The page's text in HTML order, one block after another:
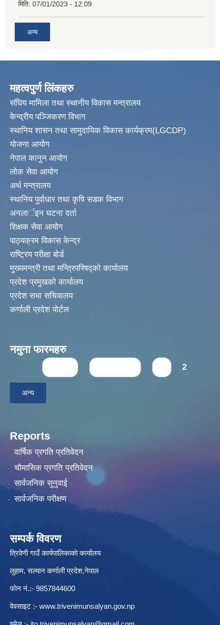
मिति: 07/01/2023 - 12:09
अन्य
महत्वपुर्ण लिंकहरु
संघिय मामिला तथा स्थानीय विकास मन्त्रालय
केन्द्रीय पञ्जिकरण विभाग
स्थानिय शासन तथा सामुदायिक विकास कार्यक्रम(LGCDP)
योजना आयोग
नेपाल कानुन आयोग
लोक सेवा आयोग
अर्थ मन्त्रालय
स्थानिय पुर्वाधार तथा कृषि सडक विभाग
अनलार्इन घटना दर्ता
शिक्षक सेवा आयोग
पाठ्यक्रम विकास केन्द्र
राष्ट्रिय परीक्षा बोर्ड
मुख्यमन्त्री तथा मन्त्रिपरिषद्को कार्यालय
प्रदेश प्रमुखको कार्यालय
प्रदेश सभा सचिवालय
कर्णाली प्रदेश पोर्टल
नमुना फारमहरु
Pages 2
अन्य
Reports
वार्षिक प्रगति प्रतिवेदन
चौमासिक प्रगति प्रतिवेदन
सार्वजनिक सुनुवाई
सार्वजनिक परीक्षण
सम्पर्क विवरण
त्रिवेणी गाउँ कार्यपालिकाकाे कार्यालय
लुहाम, सल्यान कर्णाली प्रदेश,नेपाल
फाेन नं.:- 9857844600
वेवसाइट :- www.trivenimunsalyan.gov.np